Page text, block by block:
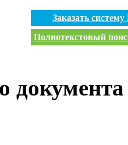
Заказать
Полнотекстовый